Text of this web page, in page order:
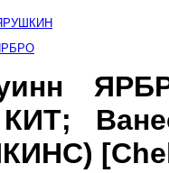
ЯРУШКИН
КИТ;